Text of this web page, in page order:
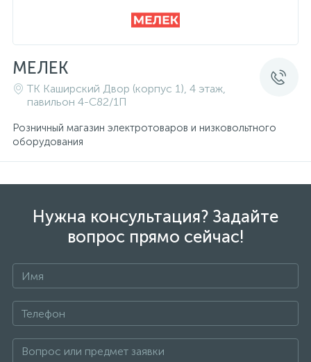
МЕЛЕК
ТК Каширский Двор (корпус 1), 4 этаж,
павильон 4-С82/1П
Розничный магазин электротоваров и низковольтного
оборудования
Нужна консультация? Задайте
вопрос прямо сейчас!